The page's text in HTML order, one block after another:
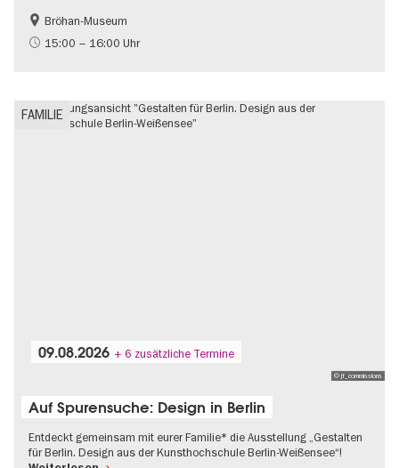
Geschichte
Führung im Museum
Bröhan-Museum
15:00 – 16:00 Uhr
FAMILIE
© jf_commissions
09.08.2026 + 6 zusätzliche Termine
Auf Spurensuche: Design in Berlin
Entdeckt gemeinsam mit eurer Familie* die Ausstellung „Gestalten
für Berlin. Design aus der Kunsthochschule Berlin-Weißensee“!